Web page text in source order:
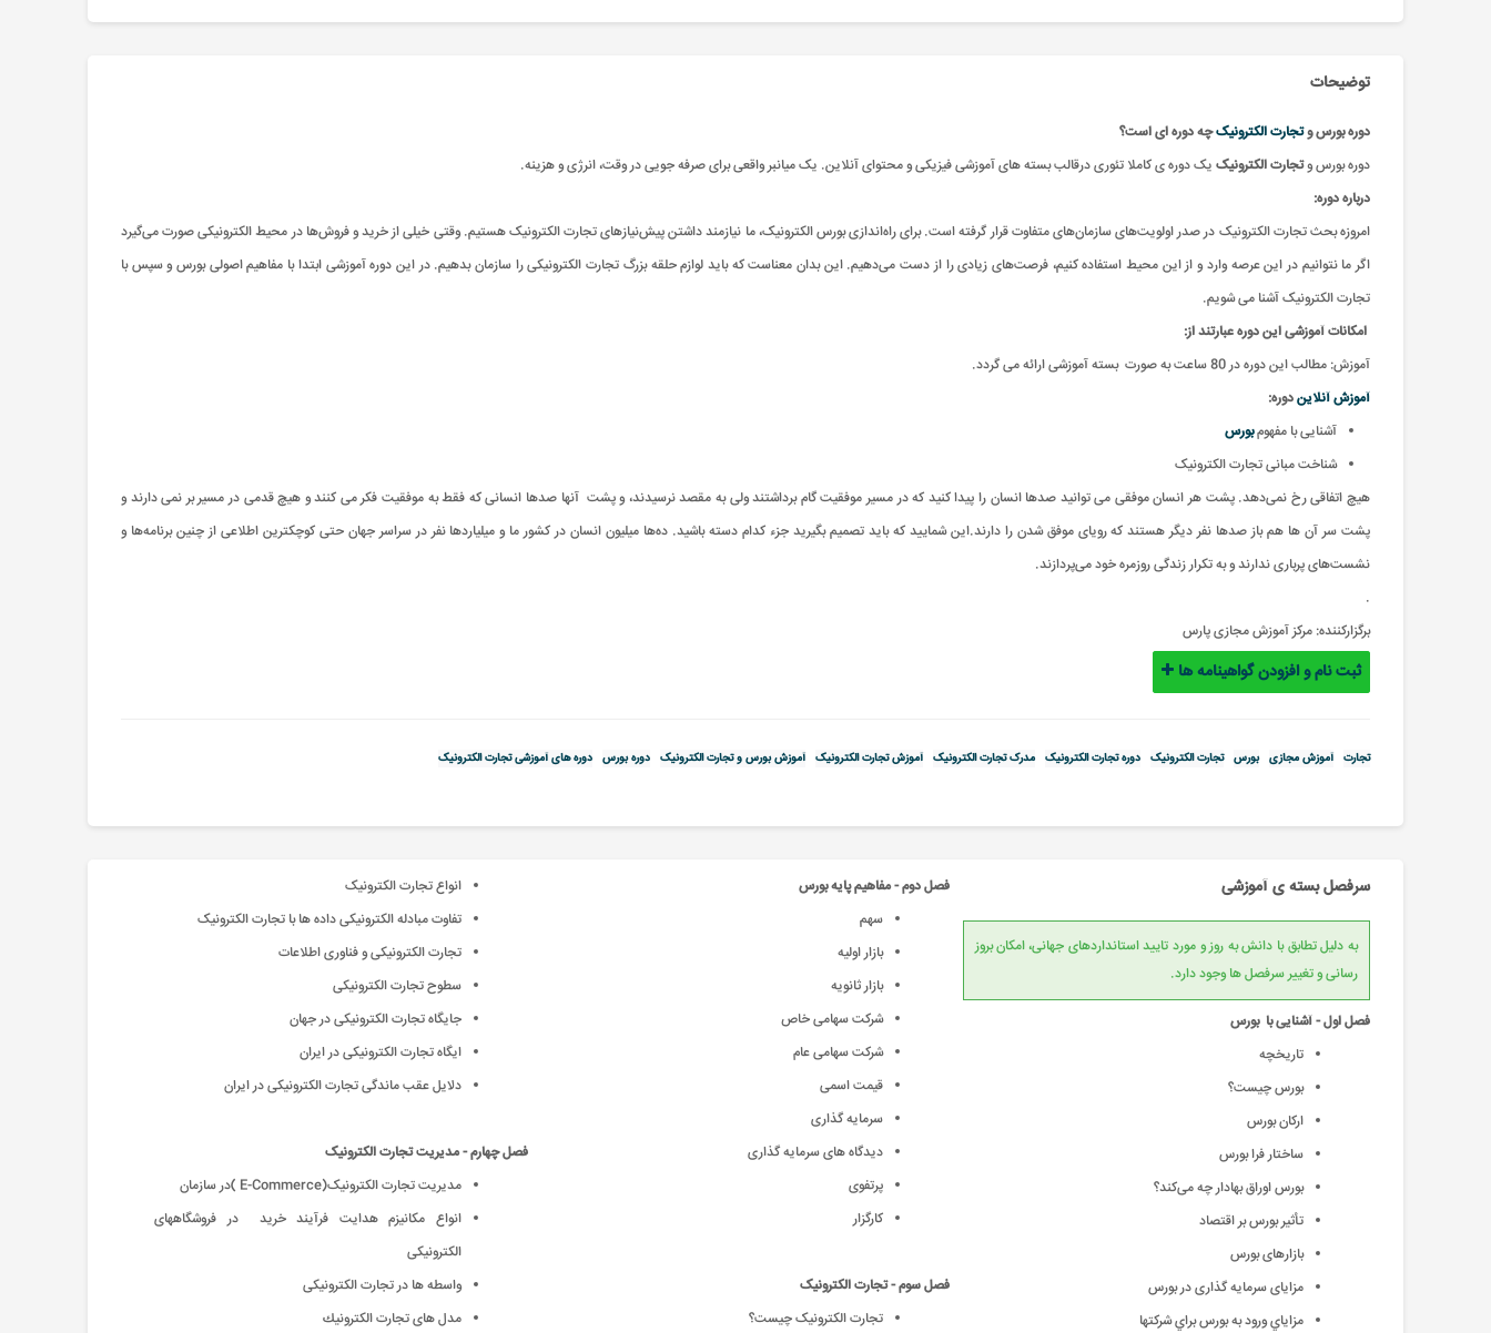
توضیحات
دوره بورس وتجارت الکترونیکچه دوره ای است؟
دوره بورس وتجارت الکترونیک یک دوره ی کاملا تئوری درقالب بسته های آموزشی فیزیکی و محتوای آنلاین. یک میانبر واقعی برای صرفه جویی در وقت، انرژی و هزینه.
درباره دوره:
امروزه بحث تجارت الکترونیک در صدر اولویت‌های سازمان‌های متفاوت قرار گرفته است. برای راه‌اندازی بورس الکترونیک، ما نیازمند داشتن پیش‌نیازهای تجارت الکترونیک هستیم. وقتی خیلی از خرید و فروش‌ها در محیط الکترونیکی صورت می‌گیرد
اگر ما نتوانیم در این عرصه وارد و از این محیط استفاده کنیم، فرصت‌های زیادی را از دست می‌دهیم. این بدان معناست که باید لوازم حلقه بزرگ تجارت الکترونیکی را سازمان بدهیم. در این دوره آموزشی ابتدا با مفاهیم اصولی بورس و سپس با
تجارت الکترونیک آشنا می شویم.
امکانات آموزشی این دوره عبارتند از:
آموزش: مطالب این دوره در 80 ساعت به صورت بسته آموزشی ارائه می گردد
.
آموزش آنلایندوره:
آشنایی با مفهومبورس
شناخت مبانی تجارت الکترونیک
هیچ اتفاقی رخ نمی‌دهد. پشت هر انسان موفقی می توانید صدها انسان را پیدا کنید که در مسیر موفقیت گام برداشتند ولی به مقصد نرسیدند، و پشت آنها صدها انسانی که فقط به موفقیت فکر می کنند و هیچ قدمی در مسیر بر نمی دارند و
پشت سر آن ها هم باز صدها نفر دیگر هستند که رویای موفق شدن را دارند.این شمایید که باید تصمیم بگیرید جزء کدام دسته باشید. ده‌ها میلیون‌ انسان در کشور ما و میلیاردها نفر در سراسر جهان حتی کوچکترین اطلاعی از چنین برنامه‌ها و
نشست‌های پرباری ندارند و به تکرار زندگی روزمره خود می‌پردازند.
.
برگزارکننده: مرکز آموزش مجازی پارس
ثبت نام و افزودن گواهینامه ها
تجارت آموزش مجازی بورس تجارت الکترونیک دوره تجارت الکترونیک مدرک تجارت الکترونیک آموزش تجارت الکترونیک آموزش بورس و تجارت الکترونیک دوره بورس دوره های آموزشی تجارت الکترونیک
سرفصل بسته ی آموزشی
به دلیل تطابق با دانش به روز و مورد تایید استانداردهای جهانی، امکان بروز
رسانی و تغییر سرفصل ها وجود دارد.
فصل اول - آشنایی با بورس
تاریخچه
بورس چیست؟
ارکان بورس
ساختار فرا بورس
بورس اوراق بهادار چه می‌کند؟
تأثیر بورس بر اقتصاد
بازارهای بورس
مزایای سرمایه گذاری در بورس
مزاياي ورود به بورس براي شركتها
فصل دوم - مفاهیم پایه بورس
سهم
بازار اولیه
بازار ثانویه
شرکت سهامی خاص
شرکت سهامی عام
قیمت اسمی
سرمایه گذاری
دیدگاه های سرمایه گذاری
پرتفوی
کارگزار
فصل سوم - تجارت الکترونیک
تجارت الکترونیک چیست؟
انواع تجارت الکترونیک
تفاوت مبادله الکترونیکی داده ها با تجارت الکترونیک
تجارت الکترونیکی و فناوری اطلاعات
سطوح تجارت الکترونیکی
جایگاه تجارت الکترونیکی در جهان
ایگاه تجارت الکترونیکی در ایران
دلایل عقب ماندگی تجارت الکترونیکی در ایران
فصل چهارم - مدیریت تجارت الکترونیک
مدیریت تجارت الکترونیک(E-Commerce )در سازمان
انواع مکانیزم هدایت فرآیند خرید در فروشگاههای
الکترونیکی
واسطه ها در تجارت الکترونیکی
مدل هاى تجارت الكترونيك